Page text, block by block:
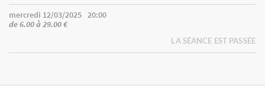
mercredi 12/03/2025 20:00
de 6.00 à 29.00 €
LA SÉANCE EST PASSÉE